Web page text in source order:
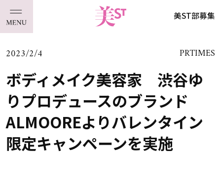
美ST部募集
2023/2/4 PRTIMES
ボディメイク美容家 渋谷ゆ
りプロデュースのブランド
ALMOOREよりバレンタイン
限定キャンペーンを実施